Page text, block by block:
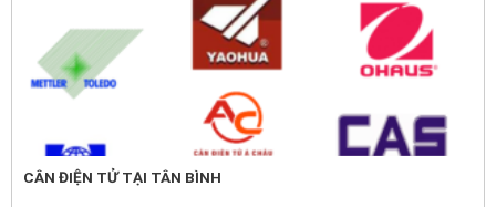
CÂN ĐIỆN TỬ TẠI TÂN BÌNH